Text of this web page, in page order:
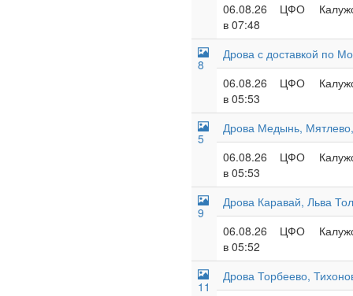
06.08.26
в 07:48
ЦФО
8
Дрова с доставкой по
06.08.26
в 05:53
ЦФО
5
Дрова Медынь,
06.08.26
в 05:53
ЦФО
9
Дрова Каравай, Льва
06.08.26
в 05:52
ЦФО
11
Дрова Торбеево,